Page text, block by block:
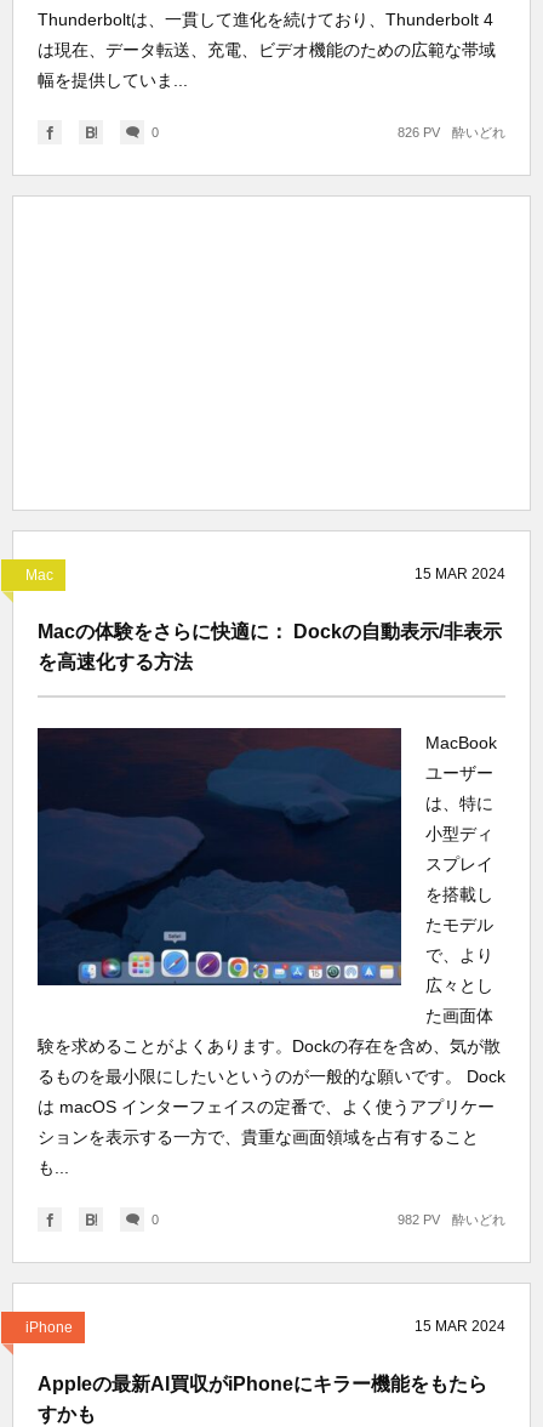
Thunderboltは、一貫して進化を続けており、Thunderbolt 4
は現在、データ転送、充電、ビデオ機能のための広範な帯域
幅を提供していま...
0 酔いどれ
826 PV
Mac 15 MAR 2024
Macの体験をさらに快適に： Dockの自動表示/非表示
を高速化する方法
MacBook
ユーザー
は、特に
小型ディ
スプレイ
を搭載し
たモデル
で、より
広々とし
た画面体
験を求めることがよくあります。Dockの存在を含め、気が散
るものを最小限にしたいというのが一般的な願いです。 Dock
は macOS インターフェイスの定番で、よく使うアプリケー
ションを表示する一方で、貴重な画面領域を占有すること
も...
0 酔いどれ
982 PV
iPhone 15 MAR 2024
Appleの最新AI買収がiPhoneにキラー機能をもたら
すかも